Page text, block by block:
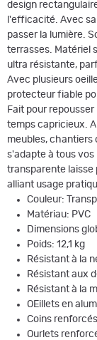
design
l'efficacité. Avec
passer la lumière.
terrasses. Matériel
ultra résistante,
Avec plusieurs
protecteur fiable
Fait pour
temps capricieux.
meubles, chantiers
s'adapte à tous vos
transparente laisse
alliant usage
Couleur:
Matériau: PVC
Dimensions
Poids: 12,1 kg
Résistant à la
Résistant aux
Résistant à la
OEillets en
Coins
Ourlets